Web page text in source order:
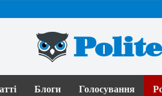
Блоги Голосування